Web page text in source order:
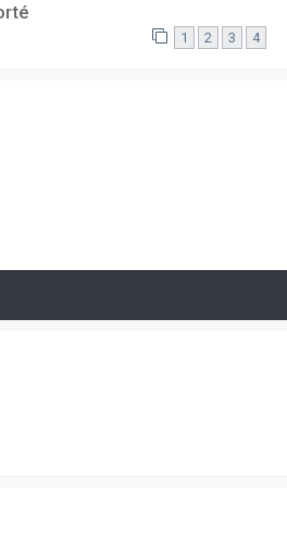
1 2 3 4